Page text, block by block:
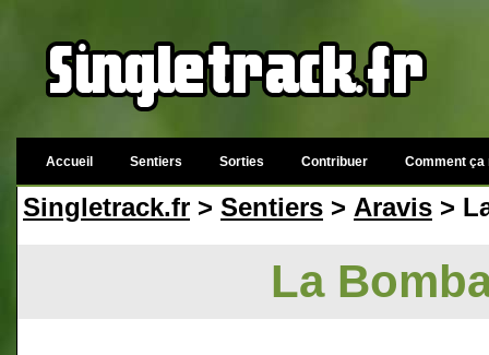
Accueil Sentiers Sorties Contribuer Comment ça
Singletrack.fr > Sentiers > Aravis >
La